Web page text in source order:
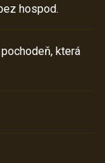
hospod.
která